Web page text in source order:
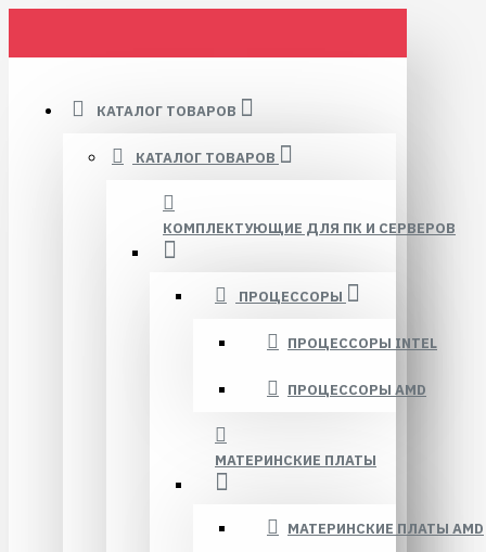
КАТАЛОГ ТОВАРОВ
КАТАЛОГ ТОВАРОВ
КОМПЛЕКТУЮЩИЕ ДЛЯ ПК И СЕРВЕРОВ
ПРОЦЕССОРЫ
ПРОЦЕССОРЫ INTEL
ПРОЦЕССОРЫ AMD
МАТЕРИНСКИЕ ПЛАТЫ
МАТЕРИНСКИЕ ПЛАТЫ AMD